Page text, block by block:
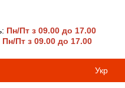
Пн/Пт з 09.00 до 17.00
Пн/Пт з 09.00 до 17.00
Укр